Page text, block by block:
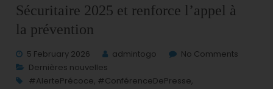
Sécuritaire 2025 et renforce l’appel à
la prévention
5 February 2026 admintogo
No Comments
Dernières nouvelles
#AlertePrécoce, #ConférenceDePresse,